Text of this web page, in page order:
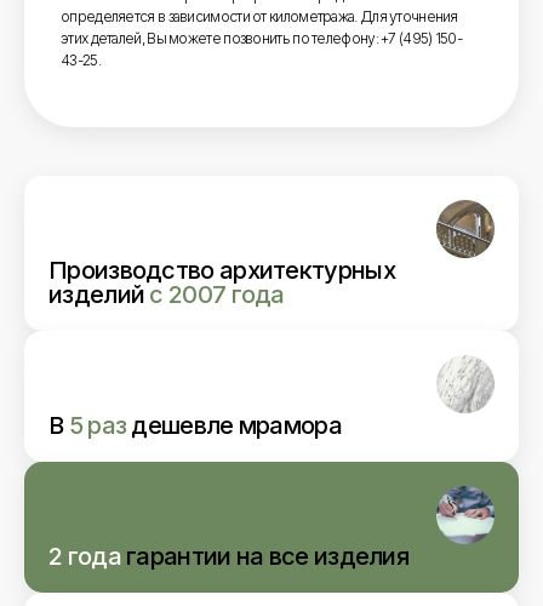
определяется в зависимости от километража. Для уточнения
этих деталей, Вы можете позвонить по телефону: +7 (495) 150-
43-25.
Производство архитектурных
изделий с 2007 года
В 5 раз дешевле мрамора
2 годагарантии на все изделия